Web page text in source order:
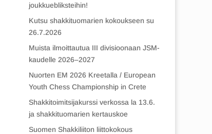
joukkuebliksteihin!
Kutsu shakkituomarien kokoukseen su
26.7.2026
Muista ilmoittautua III divisioonaan JSM-
kaudelle 2026–2027
Nuorten EM 2026 Kreetalla / European
Youth Chess Championship in Crete
Shakkitoimitsijakurssi verkossa la 13.6.
ja shakkituomarien kertauskoe
Suomen Shakkiliiton liittokokous